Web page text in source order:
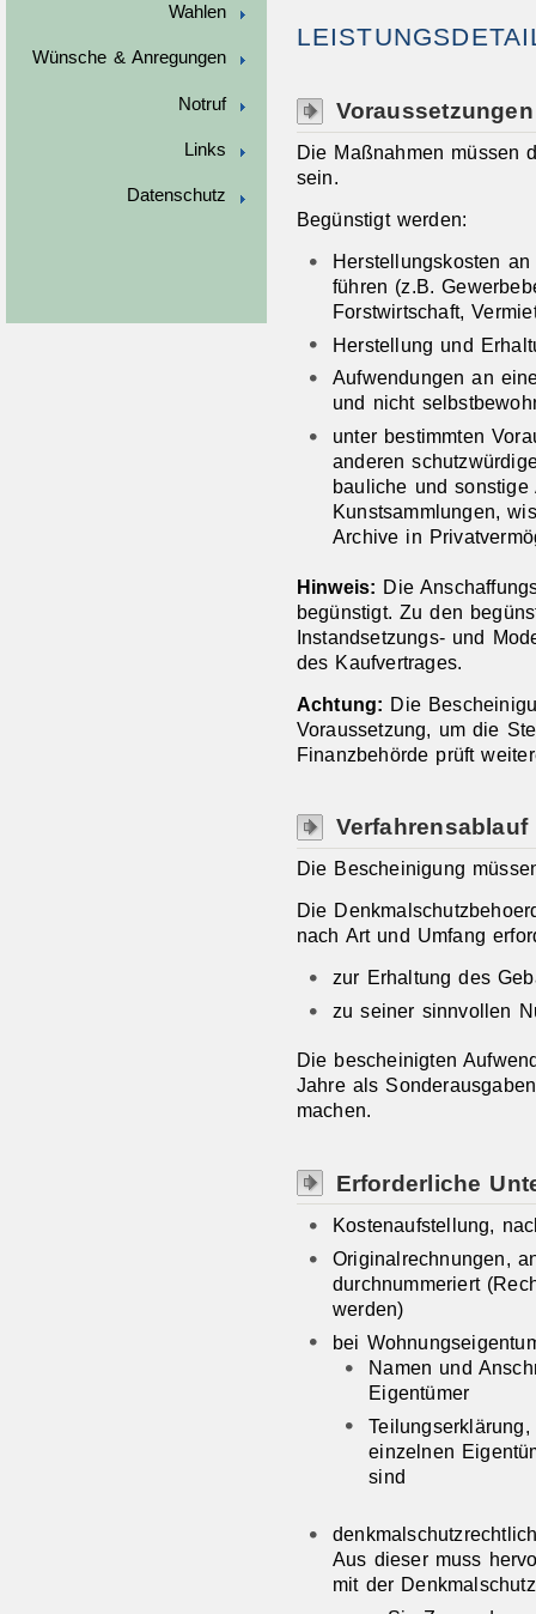
Wahlen
Wünsche & Anregungen
Notruf
Links
Datenschutz
Voraussetzungen
Die Maßnahmen müssen
sein.
Begünstigt werden:
Herstellungskosten
führen (z.B.
Forstwirtschaft,
Herstellung und
Aufwendungen an
und nicht
unter bestimmten
anderen
bauliche und sonstige
Kunstsammlungen,
Archive in
Hinweis: Die
begünstigt. Zu den
Instandsetzungs- und
des Kaufvertrages.
Achtung: Die
Voraussetzung, um die
Finanzbehörde prüft
Verfahrensablauf
Die Bescheinigung
Die
nach Art und Umfang
zur Erhaltung des
zu seiner sinnvollen
Die bescheinigten
Jahre als
machen.
Erforderliche
Kostenaufstellung,
Originalrechnungen,
durchnummeriert
werden)
bei
Namen und
Eigentümer
einzelnen
sind
Aus dieser muss
mit der